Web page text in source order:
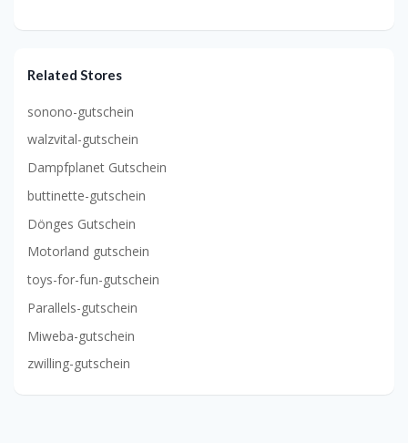
Related Stores
sonono-gutschein
walzvital-gutschein
Dampfplanet Gutschein
buttinette-gutschein
Dönges Gutschein
Motorland gutschein
toys-for-fun-gutschein
Parallels-gutschein
Miweba-gutschein
zwilling-gutschein